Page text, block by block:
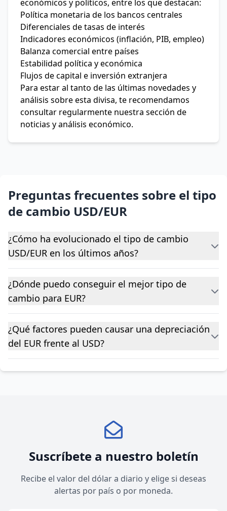
económicos y políticos, entre los que destacan:
Política monetaria de los bancos centrales
Diferenciales de tasas de interés
Indicadores económicos (inflación, PIB, empleo)
Balanza comercial entre países
Estabilidad política y económica
Flujos de capital e inversión extranjera
Para estar al tanto de las últimas novedades y
análisis sobre esta divisa, te recomendamos
consultar regularmente nuestra sección de
noticias y análisis económico.
Preguntas frecuentes sobre el tipo
de cambio USD/EUR
¿Cómo ha evolucionado el tipo de cambio
USD/EUR en los últimos años?
¿Dónde puedo conseguir el mejor tipo de
cambio para EUR?
¿Qué factores pueden causar una depreciación
del EUR frente al USD?
Suscríbete a nuestro boletín
Recibe el valor del dólar a diario y elige si deseas
alertas por país o por moneda.